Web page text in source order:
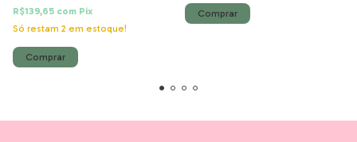
R$139,65 com Pix
Só restam 2 em estoque!